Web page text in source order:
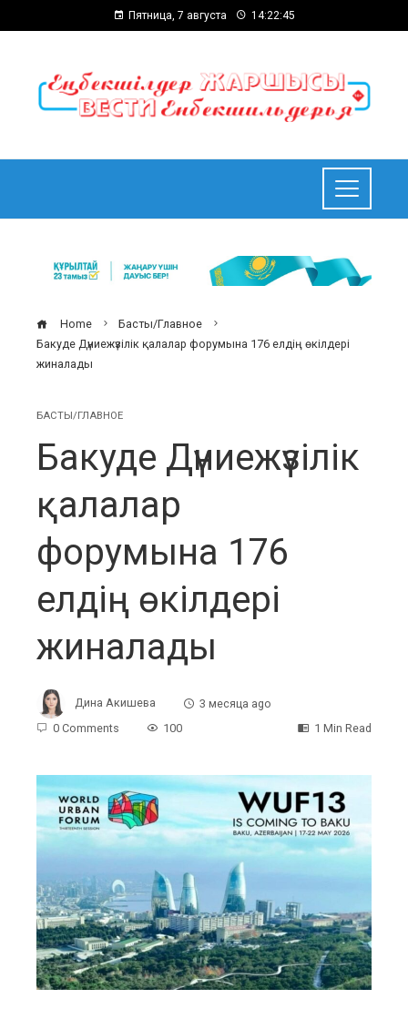
Пятница, 7 августа 14:22:46
Home
Басты/Главное
Бакуде Дүниежүзілік қалалар форумына 176 елдің өкілдері
жиналады
БАСТЫ/ГЛАВНОЕ
Бакуде Дүниежүзілік
қалалар
форумына 176
елдің өкілдері
жиналады
Дина Акишева
3 месяца ago
0 Comments
100 1 Min Read